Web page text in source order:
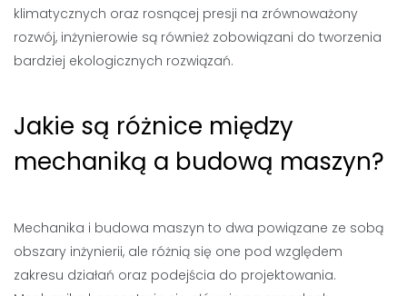
klimatycznych oraz rosnącej presji na zrównoważony
rozwój, inżynierowie są również zobowiązani do tworzenia
bardziej ekologicznych rozwiązań.
Jakie są różnice między
mechaniką a budową maszyn?
Mechanika i budowa maszyn to dwa powiązane ze sobą
obszary inżynierii, ale różnią się one pod względem
zakresu działań oraz podejścia do projektowania.